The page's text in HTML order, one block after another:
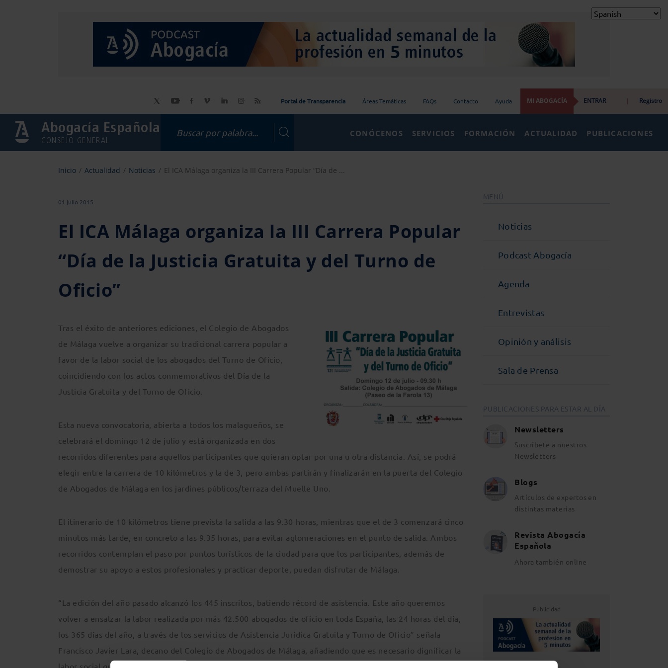
Portal de Transparencia Áreas Temáticas FAQs Contacto Ayuda MI ABOGACÍA ENTRAR | Registro
Abogacía Española
CONSEJO GENERAL
CONÓCENOS SERVICIOS FORMACIÓN ACTUALIDAD PUBLICACIONES
Inicio Actualidad Noticias El ICA Málaga organiza la III Carrera Popular “Día de ...
01 julio 2015
El ICA Málaga organiza la III Carrera Popular
“Día de la Justicia Gratuita y del Turno de
Oficio”
Tras el éxito de anteriores ediciones, el Colegio de Abogados
de Málaga vuelve a organizar su tradicional carrera popular a
favor de la labor social de los abogados del Turno de Oficio,
coincidiendo con los actos conmemorativos del Día de la
Justicia Gratuita y del Turno de Oficio.
Esta nueva convocatoria, abierta a todos los malagueños, se
celebrará el domingo 12 de julio y está organizada en dos
recorridos diferentes para aquellos participantes que quieran optar por una u otra distancia. Así, se podrá
elegir entre la carrera de 10 kilómetros y la de 3, pero ambas partirán y finalizarán en la puerta del Colegio
de Abogados de Málaga en los jardines públicos/terraza del Muelle Uno.
El itinerario de 10 kilómetros tiene prevista la salida a las 9.30 horas, mientras que el de 3 comenzará cinco
minutos más tarde, en concreto a las 9.35 horas, para evitar aglomeraciones en el punto de salida. Ambos
recorridos contemplan el paso por puntos turísticos de la ciudad para que los participantes, además de
demostrar su apoyo a estos profesionales y practicar deporte, puedan disfrutar de Málaga.
“La edición del año pasado alcanzó los 445 inscritos, batiendo récord de asistencia. Este año queremos
volver a ensalzar la labor realizada por más 42.500 abogados de oficio en toda España, las 24 horas del día,
los 365 días del año, a través de los servicios de Asistencia Jurídica Gratuita y Turno de Oficio” señala
Francisco Javier Lara, decano del Colegio de Abogados de Málaga, añadiendo que es necesario dignificar la
labor social que llevan a cabo estos profesionales.
MENÚ
Noticias
Podcast Abogacía
Agenda
Entrevistas
Opinión y análisis
Sala de Prensa
PUBLICACIONES PARA ESTAR AL DÍA
Newsletters
Suscríbete a nuestros
Newsletters
Blogs
Artículos de expertos en
distintas materias
Revista Abogacía
Española
Ahora también online
Publicidad